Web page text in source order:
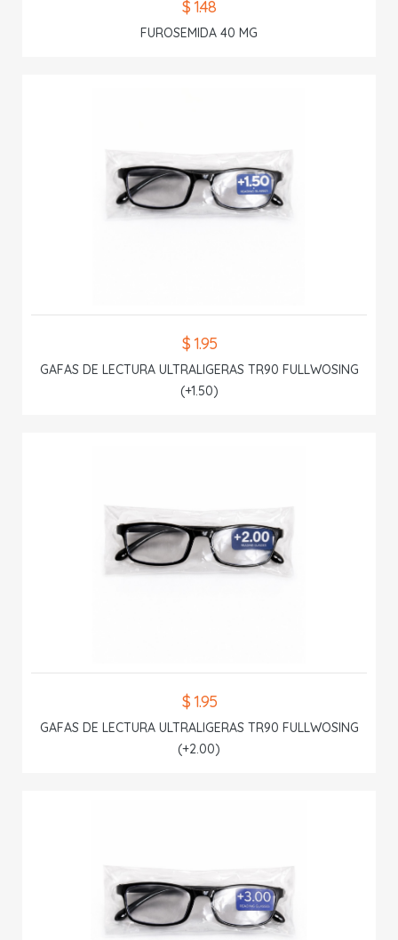
$ 1.48
FUROSEMIDA 40 MG
$ 1.95
GAFAS DE LECTURA ULTRALIGERAS TR90 FULLWOSING
(+1.50)
$ 1.95
GAFAS DE LECTURA ULTRALIGERAS TR90 FULLWOSING
(+2.00)